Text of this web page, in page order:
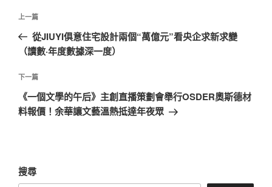
文
導
覽
上
一
篇
章
上一篇
從JIUYI俱意住宅設計兩個“萬億元”看央企求新求變
（讀數·年度數據深一度）
下
一
篇
下一篇
《一個文學的午后》主創直播策劃會舉行OSDER奧斯德材
料報價！余華讓文藝溫熱抵達年夜眾
搜尋